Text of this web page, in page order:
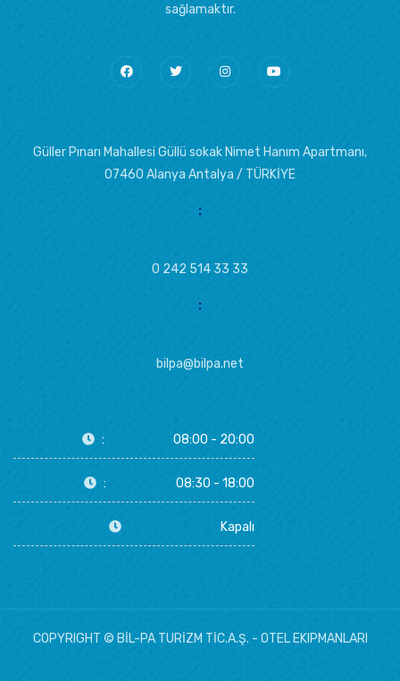
sağlamaktır.
Güller Pınarı Mahallesi Güllü sokak Nimet Hanım Apartmanı,
07460 Alanya Antalya / TÜRKİYE
:
0 242 514 33 33
:
bilpa@bilpa.net
: 08:00 - 20:00
: 08:30 - 18:00
Kapalı
COPYRIGHT © BİL-PA TURİZM TİC.A.Ş. - OTEL EKIPMANLARI